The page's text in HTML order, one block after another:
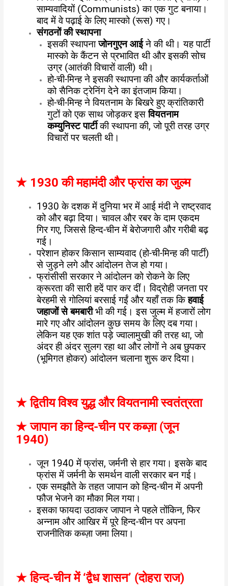
साम्यवादियों (Communists) का एक गुट बनाया।
बाद में वे पढ़ाई के लिए मास्को (रूस) गए।
संगठनों की स्थापना
इसकी स्थापनाजोनगुएन आईने की थी। यह पार्टी
मास्को के कैंटन से प्रभावित थी और इसकी सोच
उग्र (आतंकी विचारों वाली) थी।
हो-ची-मिन्ह ने इसकी स्थापना की और कार्यकर्ताओं
को सैनिक ट्रेनिंग देने का इंतजाम किया।
हो-ची-मिन्ह ने वियतनाम के बिखरे हुए क्रांतिकारी
गुटों को एक साथ जोड़कर इसवियतनाम
कम्युनिस्ट पार्टीकी स्थापना की, जो पूरी तरह उग्र
विचारों पर चलती थी।
★ 1930 की महामंदी और फ्रांस का जुल्म
1930 के दशक में दुनिया भर में आई मंदी ने राष्ट्रवाद
को और बढ़ा दिया। चावल और रबर के दाम एकदम
गिर गए, जिससे हिन्द-चीन में बेरोजगारी और गरीबी बढ़
गई।
परेशान होकर किसान साम्यवाद (हो-ची-मिन्ह की पार्टी)
से जुड़ने लगे और आंदोलन तेज हो गया।
फ्रांसीसी सरकार ने आंदोलन को रोकने के लिए
क्रूरता की सारी हदें पार कर दीं। विद्रोही जनता पर
बेरहमी से गोलियां बरसाई गईं और यहाँ तक किहवाई
जहाजों से बमबारीभी की गई। इस जुल्म में हजारों लोग
मारे गए और आंदोलन कुछ समय के लिए दब गया।
लेकिन यह एक शांत पड़े ज्वालामुखी की तरह था, जो
अंदर ही अंदर सुलग रहा था और लोगों ने अब छुपकर
(भूमिगत होकर) आंदोलन चलाना शुरू कर दिया।
★द्वितीय विश्व युद्ध और वियतनामी स्वतंत्रता
★जापान का हिन्द-चीन पर कब्ज़ा (जून
1940)
जून 1940 में फ्रांस, जर्मनी से हार गया। इसके बाद
फ्रांस में जर्मनी के समर्थन वाली सरकार बन गई।
एक समझौते के तहत जापान को हिन्द-चीन में अपनी
फौज भेजने का मौका मिल गया।
इसका फायदा उठाकर जापान ने पहले तोंकिन, फिर
अन्नाम और आखिर में पूरे हिन्द-चीन पर अपना
राजनीतिक कब्ज़ा जमा लिया।
★हिन्द-चीन में ‘द्वैध शासन’ (दोहरा राज)